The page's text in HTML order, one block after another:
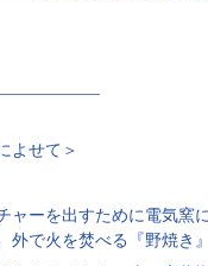
よせて＞
ャーを出すために電気窯
外で火を焚べる『野焼き